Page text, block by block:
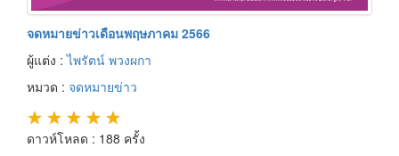
จดหมายข่าวเดือนพฤษภาคม 2566
ผู้แต่ง :ไพรัตน์ พวงผกา
หมวด : จดหมายข่าว
★ ★ ★ ★ ★
ดาวห์โหลด : 188 ครั้ง